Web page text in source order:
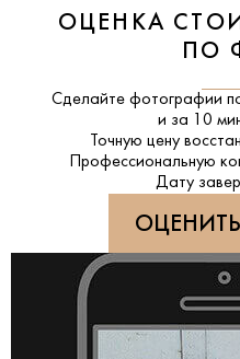
ОЦЕНКА
ПО
Сделайте фотографии
и за
10
Точную цену
Профессиональную
Дату